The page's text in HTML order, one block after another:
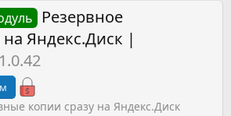
Резервное
Яндекс.Диск |
копии сразу на Яндекс.Диск